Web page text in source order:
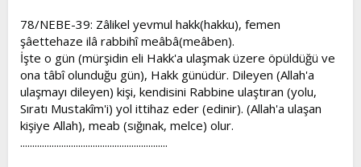
78/NEBE-39: Zâlikel yevmul hakk(hakku), femen
şâettehaze ilâ rabbihî meâbâ(meâben).
İşte o gün (mürşidin eli Hakk'a ulaşmak üzere öpüldüğü ve
ona tâbî olunduğu gün), Hakk günüdür. Dileyen (Allah'a
ulaşmayı dileyen) kişi, kendisini Rabbine ulaştıran (yolu,
Sıratı Mustakîm'i) yol ittihaz eder (edinir). (Allah'a ulaşan
kişiye Allah), meab (sığınak, melce) olur.
.............................................................